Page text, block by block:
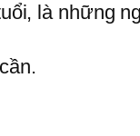
là những